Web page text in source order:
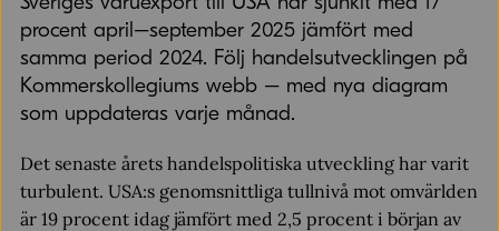
procent april–september 2025 jämfört med
samma period 2024. Följ handelsutvecklingen på
Kommerskollegiums webb – med nya diagram
som uppdateras varje månad.
Det senaste årets handelspolitiska utveckling har varit
turbulent. USA:s genomsnittliga tullnivå mot omvärlden
är 19 procent idag jämfört med 2,5 procent i början av